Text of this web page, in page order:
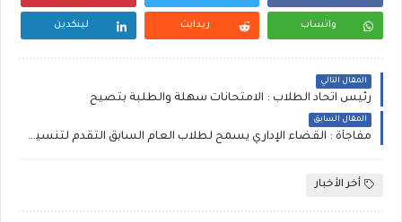
واتساب ريدايت لينكدين
المقال التالي
رئيس اتحاد الطلاب : الامتحانات سهلة والطلبة بتصيح
المقال السابق
مفاجأة : القضاء الإداري يسمح لطلاب العام السابق التقدم لتنسيق هذا العام
أخر الأخبار